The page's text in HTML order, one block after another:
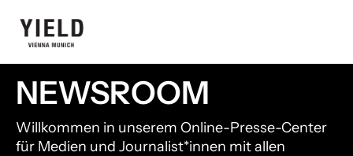
NEWSROOM
Willkommen in unserem Online-Presse-Center
für Medien und Journalist*innen mit allen